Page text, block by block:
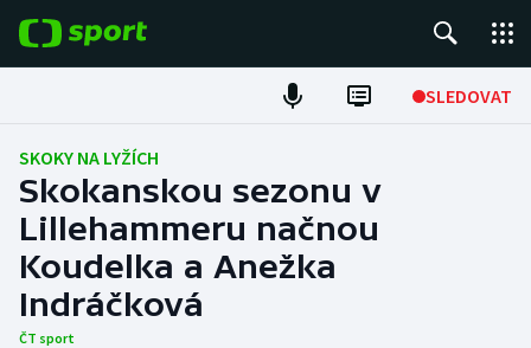
SLEDOVAT
Fotbal
Hokej
Tenis
Atletika
SKOKY NA LYŽÍCH
Skokanskou sezonu v
Lillehammeru načnou
Koudelka a Anežka
Indráčková
ČT sport